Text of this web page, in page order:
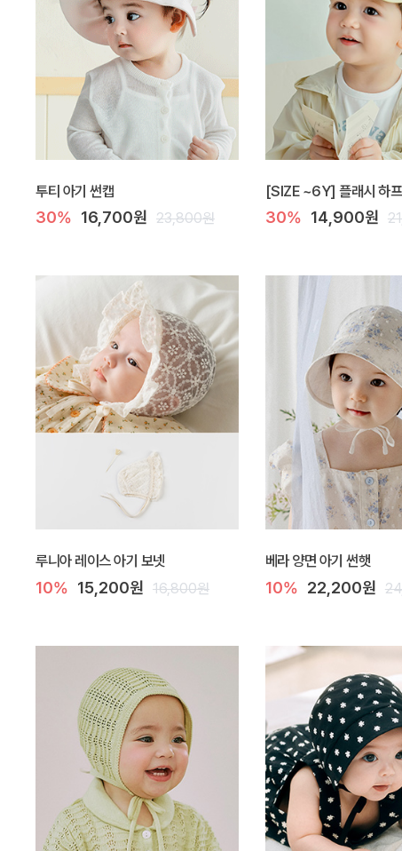
투티 아기 썬캡
30% 16,700원 23,800원
[SIZE ~6Y] 플래시 하
30% 14,900원
루니아 레이스 아기 보넷
10% 15,200원 16,800원
베라 양면 아기 썬햇
10% 22,200원